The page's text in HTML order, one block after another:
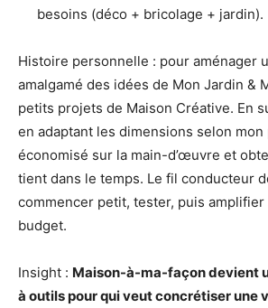
besoins (déco + bricolage + jardin).
Histoire personnelle : pour aménager
amalgamé des idées de Mon Jardin &
petits projets de Maison Créative. En
en adaptant les dimensions selon mon
économisé sur la main-d’œuvre et
tient dans le temps. Le fil conducteur
commencer petit, tester, puis amplifier
budget.
Insight : Maison-à-ma-façon devient
à outils pour qui veut concrétiser une